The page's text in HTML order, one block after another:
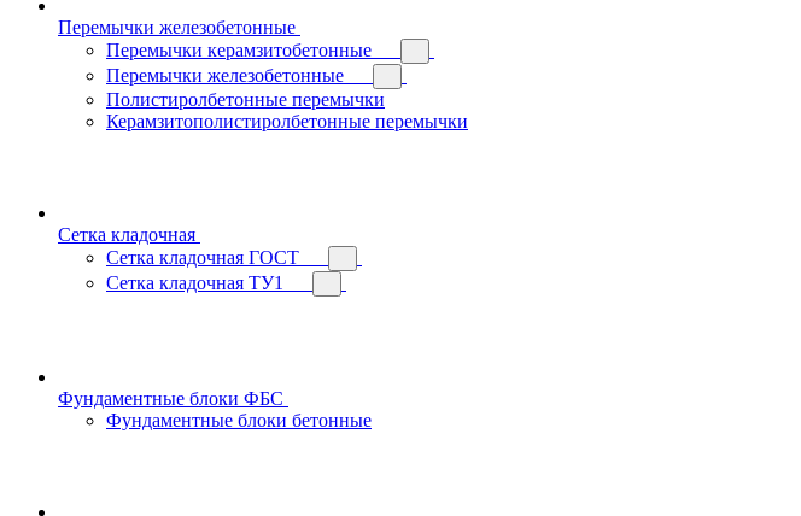
Перемычки железобетонные
Перемычки керамзитобетонные
Перемычки железобетонные
Полистиролбетонные перемычки
Керамзитополистиролбетонные перемычки
Сетка кладочная
Сетка кладочная ГОСТ
Сетка кладочная ТУ1
Фундаментные блоки ФБС
Фундаментные блоки бетонные